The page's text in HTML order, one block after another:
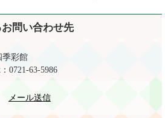
問い合わせ先
季彩館
0721-63-5986
メール送信